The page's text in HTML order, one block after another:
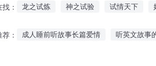
： 龙之试炼 神之试验 试情天下
： 成人睡前听故事长篇爱情 听英文故事